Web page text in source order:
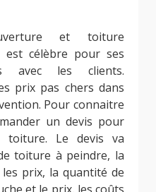
et toiture
est célèbre pour ses
avec les clients.
prix pas chers dans
Pour connaitre
un devis pour
Le devis va
toiture à peindre, la
prix, la quantité de